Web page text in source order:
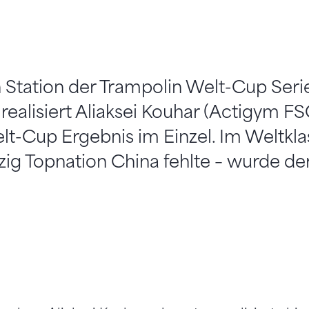
der Trampolin Welt-Cup
Aliaksei Kouhar (Actigym
Cup Ergebnis im Einzel. Im
Topnation China fehlte – wurde